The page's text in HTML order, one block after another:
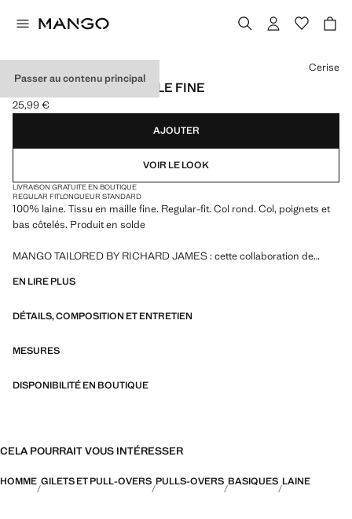
Passer au contenu principal
PULL 100 % LAINE MAILLE FINE
Prix actuel [25,99 € ]
25,99 €
Choisissez une couleur
Cerise
AJOUTER
VOIR LE LOOK
LIVRAISON GRATUITE EN BOUTIQUE
REGULAR FITLONGUEUR STANDARD
100% laine. Tissu en maille fine. Regular-fit. Col rond. Col, poignets et
bas côtelés. Produit en solde
MANGO TAILORED BY RICHARD JAMES : cette collaboration de
James avec l'essence contemporaine de Mango. Le résultat est une
la réinterprétation des imprimés et motifs de Richard James avec des
haute qualité.
EN LIRE PLUS
DÉTAILS, COMPOSITION ET ENTRETIEN
MESURES
DISPONIBILITÉ EN BOUTIQUE
CELA POURRAIT VOUS INTÉRESSER
HOMME GILETS ET PULL-OVERS PULLS-OVERS BASIQUES LAINE